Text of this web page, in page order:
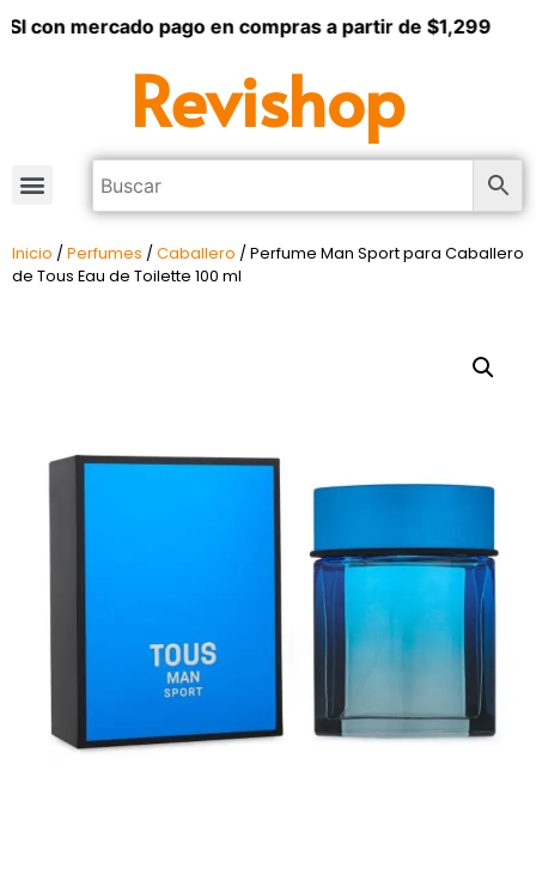
con mercado pago en compras a partir de $1,299
Revishop
Inicio / Perfumes / Caballero / Perfume Man Sport para Caballero
de Tous Eau de Toilette 100 ml